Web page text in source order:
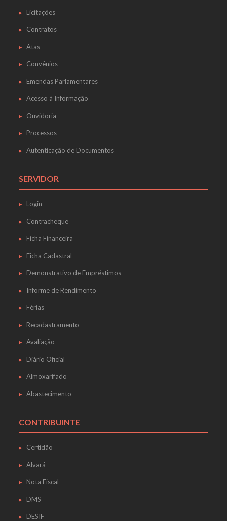
Licitações
Contratos
Atas
Convênios
Emendas Parlamentares
Acesso à Informação
Ouvidoria
Processos
Autenticação de Documentos
SERVIDOR
Login
Contracheque
Ficha Financeira
Ficha Cadastral
Demonstrativo de Empréstimos
Informe de Rendimento
Férias
Recadastramento
Avaliação
Diário Oficial
Almoxarifado
Abastecimento
CONTRIBUINTE
Certidão
Alvará
Nota Fiscal
DMS
DESIF